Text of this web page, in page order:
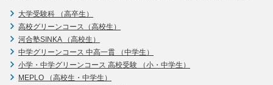
大学受験科 （高卒生）
高校グリーンコース（高校生）
河合塾SINKA （高校生）
中学グリーンコース 中高一貫 （中学生）
小学・中学グリーンコース 高校受験 （小・中学生）
MEPLO （高校生・中学生）